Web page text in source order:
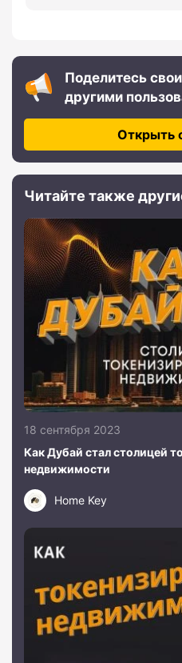
Поделитесь
другими
Открыть
Читайте также
18 сентября 2023
Как Дубай стал столицей
недвижимости
Home Key